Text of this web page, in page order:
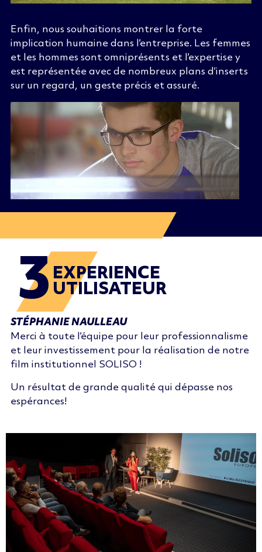
Enfin, nous souhaitions montrer la forte
implication humaine dans l’entreprise. Les femmes
et les hommes sont omniprésents et l’expertise y
est représentée avec de nombreux plans d’inserts
sur un regard, un geste précis et assuré.
3 EXPERIENCE
UTILISATEUR
STÉPHANIE NAULLEAU
Merci à toute l’équipe pour leur professionnalisme
et leur investissement pour la réalisation de notre
film institutionnel SOLISO !
Un résultat de grande qualité qui dépasse nos
espérances!